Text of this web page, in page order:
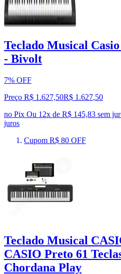
Teclado Musical
- Bivolt
7% OFF
Preço R$ 1.627,50R$ 1.627,50
no Pix Ou 12x de R$ 145,83 sem
juros
Cupom R$ 80 OFF
Teclado Musical
CASIO Preto 61
Chordana Play